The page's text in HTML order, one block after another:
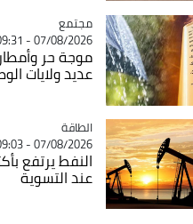
Catégorie
مجتمع
07/08/2026 - 09:31
موجة حر
عديد ولايات
Catégorie
الطاقة
07/08/2026 - 09:03
عند التسوية